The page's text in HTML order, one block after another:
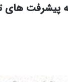
پیشرفت های